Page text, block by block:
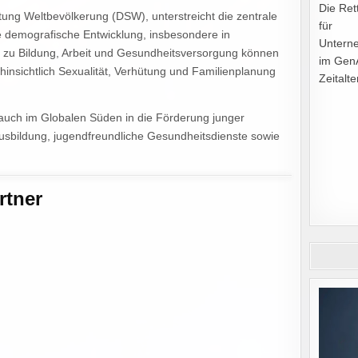
Weltbevölkerung (DSW), unterstreicht die zentrale
Entwicklung, insbesondere in
Bildung, Arbeit und Gesundheitsversorgung können
Sexualität, Verhütung und Familienplanung
im Globalen Süden in die Förderung junger
jugendfreundliche Gesundheitsdienste sowie
Die
für
im